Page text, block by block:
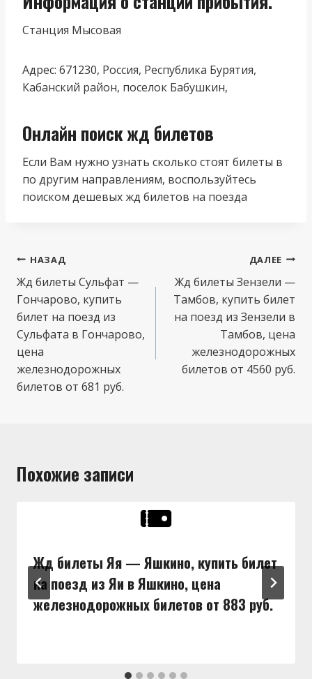
Станция Мысовая
Адрес: 671230, Россия, Республика Бурятия,
Кабанский район, поселок Бабушкин,
Онлайн поиск жд билетов
Если Вам нужно узнать сколько стоят билеты в
по другим направлениям, воспользуйтесь
поиском дешевых жд билетов на поезда
Навигация
по
записям
НАЗАД
Жд билеты Сульфат —
Гончарово, купить
билет на поезд из
Сульфата в Гончарово,
цена
железнодорожных
билетов от 681 руб.
ДАЛЕЕ
Жд билеты Зензели —
Тамбов, купить билет
на поезд из Зензели в
Тамбов, цена
железнодорожных
билетов от 4560 руб.
Похожие записи
Жд билеты Яя — Яшкино, купить билет
на поезд из Яи в Яшкино, цена
железнодорожных билетов от 883 руб.